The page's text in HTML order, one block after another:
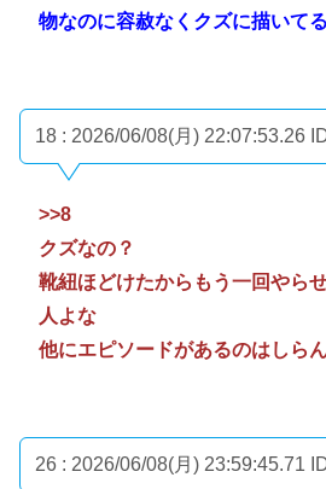
物なのに容赦なくクズに描いて
18 : 2026/06/08(月) 22:07:53.26
>>8
クズなの？
靴紐ほどけたからもう一回やら
人よな
他にエピソードがあるのはしら
26 : 2026/06/08(月) 23:59:45.71